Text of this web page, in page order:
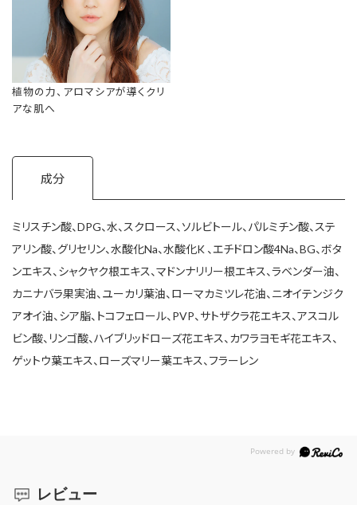
植物の力、アロマシアが導くクリ
アな肌へ
成分
ミリスチン酸、DPG、水、スクロース、ソルビトール、パルミチン酸、ステ
アリン酸、グリセリン、水酸化Na、水酸化K 、エチドロン酸4Na、BG、ボタ
ンエキス、シャクヤク根エキス、マドンナリリー根エキス、ラベンダー油、
カニナバラ果実油、ユーカリ葉油、ローマカミツレ花油、ニオイテンジク
アオイ油、シア脂、トコフェロール、PVP、サトザクラ花エキス、アスコル
ビン酸、リンゴ酸、ハイブリッドローズ花エキス、カワラヨモギ花エキス、
ゲットウ葉エキス、ローズマリー葉エキス、フラーレン
レビュー